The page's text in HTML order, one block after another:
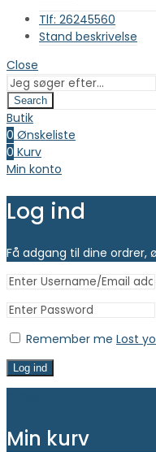
Tlf: 26245560
Stand beskrivelse
Close
Search
Butik
0 Ønskeliste
0 Kurv
Min konto
Log ind
Få adgang til dine ordrer,
Remember me Lost
Log ind
Min kurv